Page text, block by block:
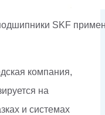
SKF
компания,
на
и системах